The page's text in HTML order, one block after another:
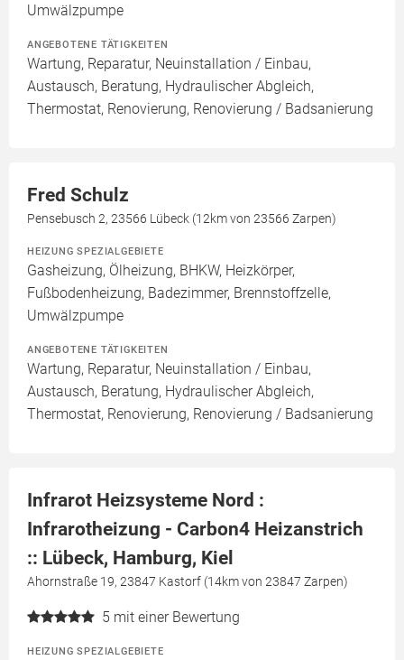
Umwälzpumpe
ANGEBOTENE TÄTIGKEITEN
Wartung, Reparatur, Neuinstallation / Einbau,
Austausch, Beratung, Hydraulischer Abgleich,
Thermostat, Renovierung, Renovierung / Badsanierung
Fred Schulz
Pensebusch 2, 23566 Lübeck (12km von 23566 Zarpen)
HEIZUNG SPEZIALGEBIETE
Gasheizung, Ölheizung, BHKW, Heizkörper,
Fußbodenheizung, Badezimmer, Brennstoffzelle,
Umwälzpumpe
ANGEBOTENE TÄTIGKEITEN
Wartung, Reparatur, Neuinstallation / Einbau,
Austausch, Beratung, Hydraulischer Abgleich,
Thermostat, Renovierung, Renovierung / Badsanierung
Infrarot Heizsysteme Nord :
Infrarotheizung - Carbon4 Heizanstrich
:: Lübeck, Hamburg, Kiel
Ahornstraße 19, 23847 Kastorf (14km von 23847 Zarpen)
5 mit einer Bewertung
HEIZUNG SPEZIALGEBIETE